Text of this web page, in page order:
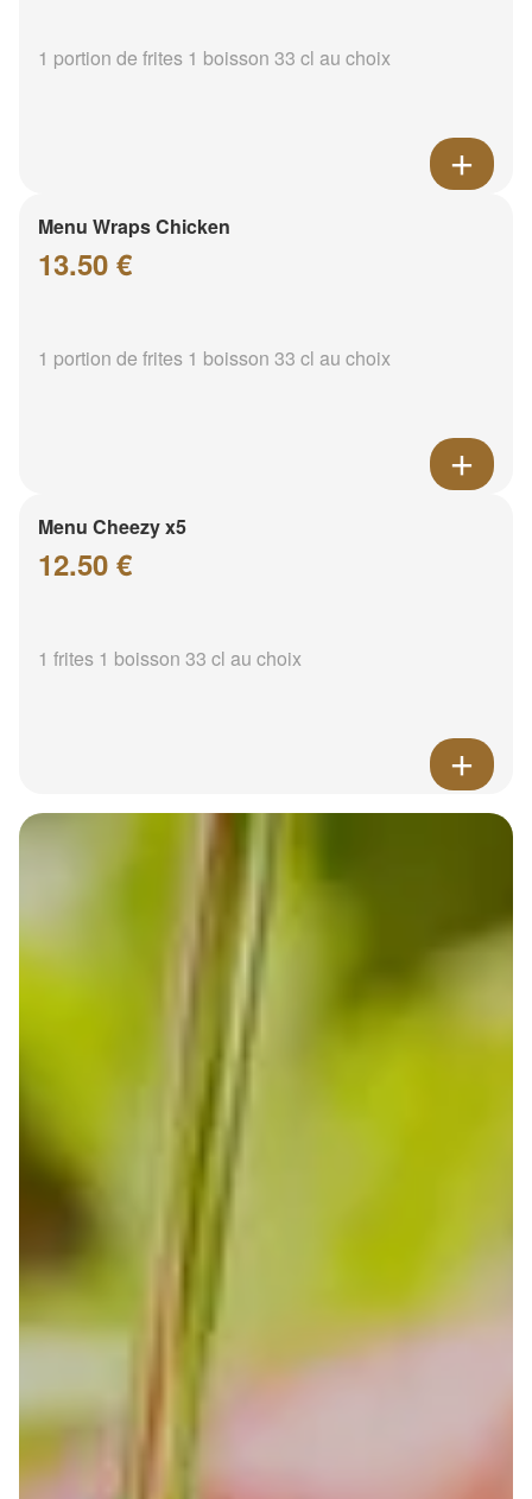
1 portion de frites 1 boisson 33 cl au choix
Menu Wraps Chicken
13.50 €
1 portion de frites 1 boisson 33 cl au choix
Menu Cheezy x5
12.50 €
1 frites 1 boisson 33 cl au choix